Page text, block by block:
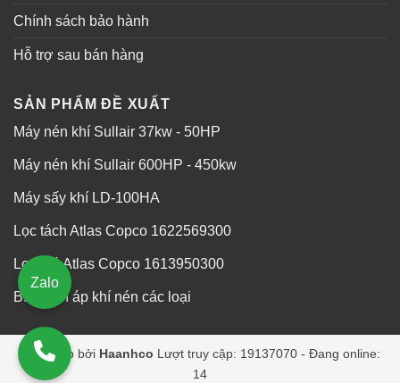
Chính sách bảo hành
Hỗ trợ sau bán hàng
SẢN PHẨM ĐỀ XUẤT
Máy nén khí Sullair 37kw - 50HP
Máy nén khí Sullair 600HP - 450kw
Máy sấy khí LD-100HA
Lọc tách Atlas Copco 1622569300
Lọc gió Atlas Copco 1613950300
Bình tích áp khí nén các loại
Cung cấp bởi Haanhco Lượt truy cập: 19137070 - Đang online:
14
Zalo